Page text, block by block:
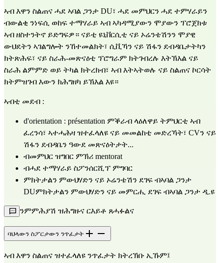
ኣብ እዋን ስልጠና ሓደ ኣባል ጋንታ DU፣ ሓደ መምህርን ሓደ ተምሃራይን
ብውልቂ ንነፍሲ ወከፍ ተማሃራይ ኣብ ኣካዳሚያውን ሞያውን ፕሮጀክቱ
ኣብ ዘስተንትኖ ይድግፍዎ። ናይቲ ዩኒቨርሲቲ ናይ ኦሬንቴሽንን ሞያዊ
ውህደትን ኣገልግሎት ንኸተመልክት፣ ሲቪኻን ናይ ሽፋን ደብዳቤታትካን
ክትጽሕፍ፣ ናይ ስራሕ-መጽናዕቲ ፕሮግራም ክትገብረሉ እትኽእል ናይ
ስራሕ ልምምድ ወይ ትካል ክትረክብ፣ ኣብ እትኣትወሉ ናይ ስልጠና ኮርሳት
ክትምዝገብ እውን ክሕግዘካ ይኽእል እዩ።
ኣብቲ መደብ :
d'orientation : présentation ምቕራብ ላዕለዋይ ትምህርቲ ኣብ
ፈረንሳ፣ ኣተሓሕዛ ዝተፈላለዩ ናይ መመልከቲ መድረኻት፣ CVን ናይ
ሽፋን ደብዳቤን ዓውደ መጽናዕትታት...
ብመምህር ዝግበር ምኽሪ mentorat
ብሓደ ተማሃራይ ስፖንሰርሺፕ ምግባር
ምክትታልን ምውህሃድን ናይ ኦሬንቴሽን ደገፍ ብኣባል ጋንታ
DUምክትታልን ምውህሃድን ናይ መምርሒ ደገፍ ብኣባል ጋንታ ዲ.ዩ
ንምምሕያሽ ዝሕግዙና ርእይቶ ጸሓፉልና
ባህላውን ስፖርታውን ንጥፈታት
ኣብ እዋን ስልጠና ዝተፈላለዩ ንጥፈታት ክትረኽቡ ኢኹም፤